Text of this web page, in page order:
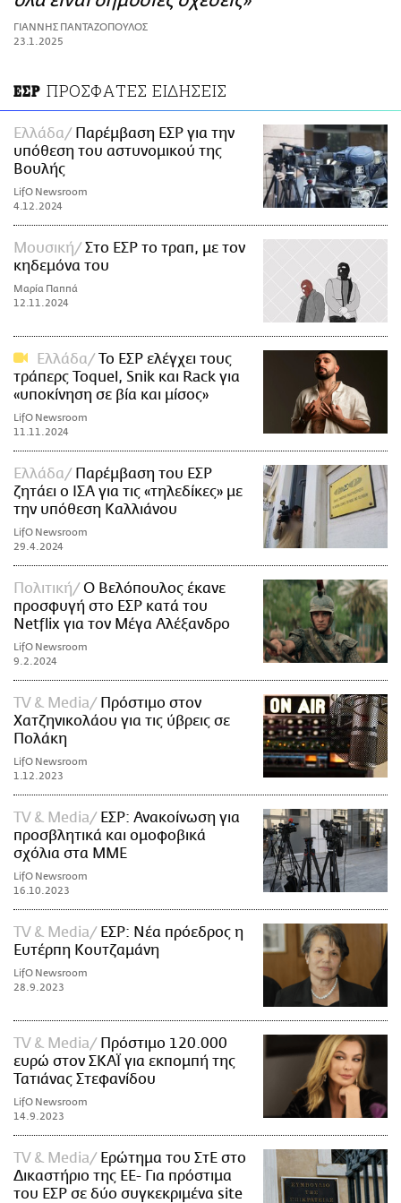
ΑΜΠΑ
PRINT
ΓΙΑΝΝΗΣ ΠΑΝΤΑΖΟΠΟΥΛΟΣ
23.1.2025
ΕΣΡ ΠΡΟΣΦΑΤΕΣ ΕΙΔΗΣΕΙΣ
Ελλάδα
Παρέμβαση ΕΣΡ για την
υπόθεση του αστυνομικού της
Βουλής
LifO Newsroom
4.12.2024
Μουσική
Στο ΕΣΡ το τραπ, με τον
κηδεμόνα του
Μαρία Παππά
12.11.2024
Ελλάδα
To ΕΣΡ ελέγχει τους
τράπερς Toquel, Snik και Rack για
«υποκίνηση σε βία και μίσος»
LifO Newsroom
11.11.2024
Ελλάδα
Παρέμβαση του ΕΣΡ
ζητάει ο ΙΣΑ για τις «τηλεδίκες» με
την υπόθεση Καλλιάνου
LifO Newsroom
29.4.2024
Πολιτική
Ο Βελόπουλος έκανε
προσφυγή στο ΕΣΡ κατά του
Netflix για τον Μέγα Αλέξανδρο
LifO Newsroom
9.2.2024
TV & Media
Πρόστιμο στον
Χατζηνικολάου για τις ύβρεις σε
Πολάκη
LifO Newsroom
1.12.2023
TV & Media
ΕΣΡ: Ανακοίνωση για
προσβλητικά και ομοφοβικά
σχόλια στα ΜΜΕ
LifO Newsroom
16.10.2023
TV & Media
ΕΣΡ: Νέα πρόεδρος η
Ευτέρπη Κουτζαμάνη
LifO Newsroom
28.9.2023
TV & Media
Πρόστιμο 120.000
ευρώ στον ΣΚΑΪ για εκπομπή της
Τατιάνας Στεφανίδου
LifO Newsroom
14.9.2023
TV & Media
Ερώτημα του ΣτΕ στο
Δικαστήριο της ΕΕ- Για πρόστιμα
του ΕΣΡ σε δύο συγκεκριμένα site